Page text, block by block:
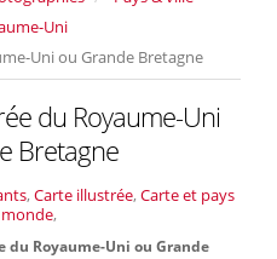
Uni
Uni ou Grande Bretagne
du Royaume-Uni
Bretagne
, Carte illustrée, Carte et pays
,
du Royaume-Uni ou Grande